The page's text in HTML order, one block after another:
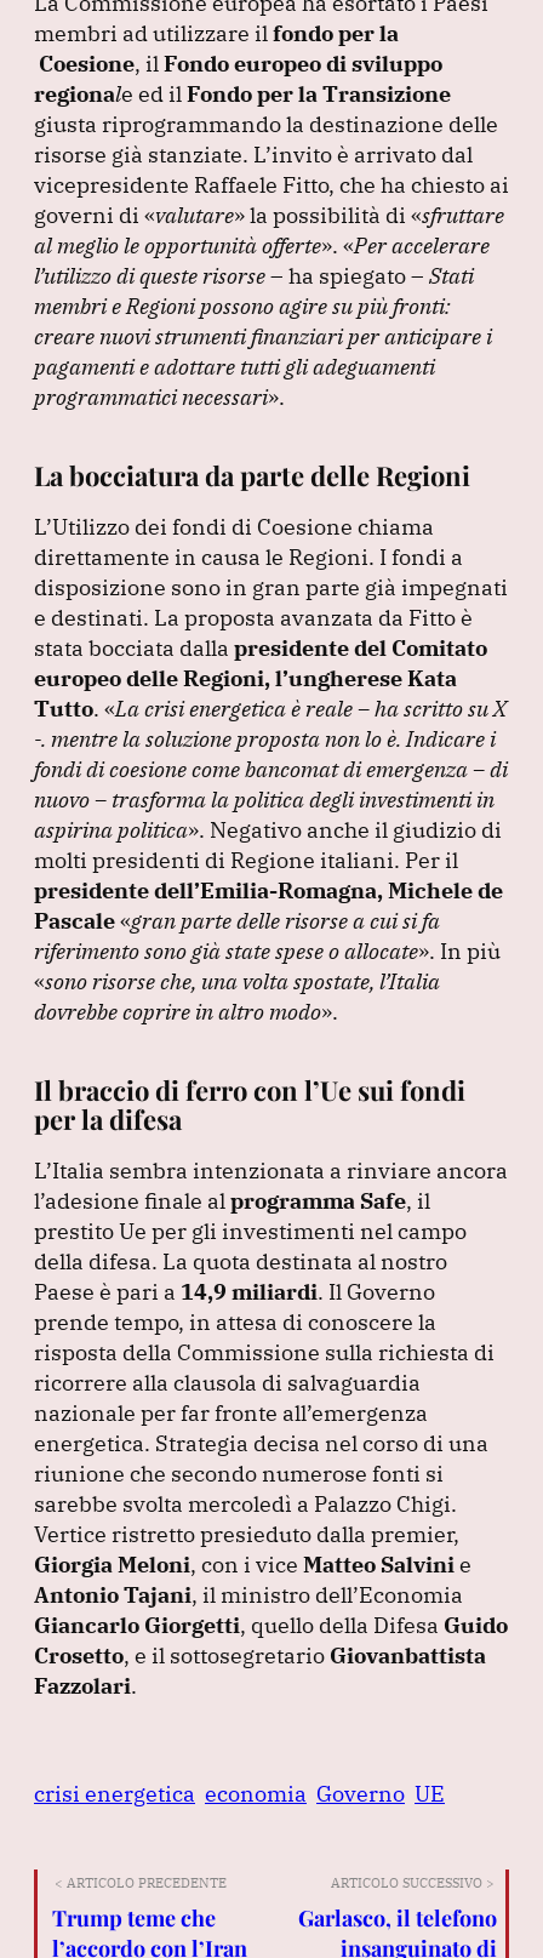
membri ad utilizzare il fondo per la
Coesione, il Fondo europeo di sviluppo
regionale ed il Fondo per la Transizione
giusta riprogrammando la destinazione delle
risorse già stanziate. L’invito è arrivato dal
vicepresidente Raffaele Fitto, che ha chiesto ai
governi di «valutare»la possibilità di «sfruttare
al meglio le opportunità offerte». «Per accelerare
l’utilizzo di queste risorse– ha spiegato – Stati
membri e Regioni possono agire su più fronti:
creare nuovi strumenti finanziari per anticipare i
pagamenti e adottare tutti gli adeguamenti
programmatici necessari».
La bocciatura da parte delle Regioni
L’Utilizzo dei fondi di Coesione chiama
direttamente in causa le Regioni. I fondi a
disposizione sono in gran parte già impegnati
e destinati. La proposta avanzata da Fitto è
stata bocciata dalla presidente del Comitato
europeo delle Regioni, l’ungherese Kata
Tutto. «La crisi energetica è reale – ha scritto su X
-. mentre la soluzione proposta non lo è. Indicare i
fondi di coesione come bancomat di emergenza – di
nuovo – trasforma la politica degli investimenti in
aspirina politica». Negativo anche il giudizio di
molti presidenti di Regione italiani. Per il
presidente dell’Emilia-Romagna, Michele de
Pascale«gran parte delle risorse a cui si fa
riferimento sono già state spese o allocate». In più
«sono risorse che, una volta spostate, l’Italia
dovrebbe coprire in altro modo».
Il braccio di ferro con l’Ue sui fondi
per la difesa
L’Italia sembra intenzionata a rinviare ancora
l’adesione finale al programma Safe, il
prestito Ue per gli investimenti nel campo
della difesa. La quota destinata al nostro
Paese è pari a 14,9 miliardi. Il Governo
prende tempo, in attesa di conoscere la
risposta della Commissione sulla richiesta di
ricorrere alla clausola di salvaguardia
nazionale per far fronte all’emergenza
energetica. Strategia decisa nel corso di una
riunione che secondo numerose fonti si
sarebbe svolta mercoledì a Palazzo Chigi.
Vertice ristretto presieduto dalla premier,
Giorgia Meloni, con i vice Matteo Salvini e
Antonio Tajani, il ministro dell’Economia
Giancarlo Giorgetti, quello della Difesa Guido
Crosetto, e il sottosegretario Giovanbattista
Fazzolari.
crisi energetica economia Governo UE
< ARTICOLO PRECEDENTE
Trump teme che
l’accordo con l’Iran
ARTICOLO SUCCESSIVO >
Garlasco, il telefono
insanguinato di